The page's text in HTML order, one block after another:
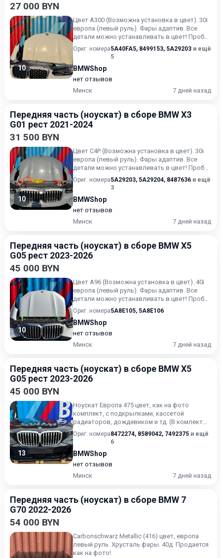
27 000 BYN
10
Цвет А300 (Возможна установка в цвет). 30i
европа (левый руль). Фары адаптив. Все
детали можно устанавливать в цвет! Пробег
на авто был 10 к...
Ориг. номера5A40FA5, 8499153, 5A29203 и ещё
5
BMWShop
нет отзывов
Минск
7 дней назад
Передняя часть (ноускат) в сборе BMW X3
G01 рест 2021-2024
31 500 BYN
10
Цвет С4P (Возможна установка в цвет). 30i
европа (левый руль). Фары адаптив. Все
детали можно устанавливать в цвет! Пробег
на авто был 10 км...
Ориг. номера5A29203, 5A29204, 8487636 и ещё
3
BMWShop
нет отзывов
Минск
7 дней назад
Передняя часть (ноускат) в сборе BMW X5
G05 рест 2023-2026
45 000 BYN
10
Цвет А96 (Возможна установка в цвет). 40i
европа (левый руль). Фары адаптив. Все
детали можно устанавливать в цвет! Пробег
на авто был 10 км...
Ориг. номера5A8E105, 5A8E106
BMWShop
нет отзывов
Минск
7 дней назад
Передняя часть (ноускат) в сборе BMW X5
G05 рест 2023-2026
45 000 BYN
13
Ноускат Европа 475 цвет, как на фото
комплект, с подкрылками, кассетой
радиаторов, дождевиком и тд. (В комлект
входят светлые фары).
Ориг. номера8472274, 8589042, 7492375 и ещё
6
BMWShop
нет отзывов
Минск
7 дней назад
Передняя часть (ноускат) в сборе BMW 7
G70 2022-2026
54 000 BYN
Carbonschwarz Metallic (416) цвет, европа
левый руль. Хрусталь фары. 40д. Продается
как на фото!.